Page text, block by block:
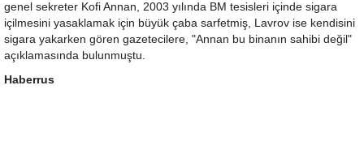
genel sekreter Kofi Annan, 2003 yılında BM tesisleri içinde sigara
içilmesini yasaklamak için büyük çaba sarfetmiş, Lavrov ise kendisini
sigara yakarken gören gazetecilere, "Annan bu binanın sahibi değil"
açıklamasında bulunmuştu.
Haberrus